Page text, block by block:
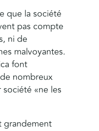
que la société
pas compte
ni de
malvoyantes.
font
nombreux
«ne les
grandement